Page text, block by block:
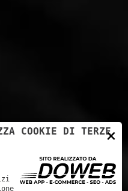
×
COOKIE DI TERZE